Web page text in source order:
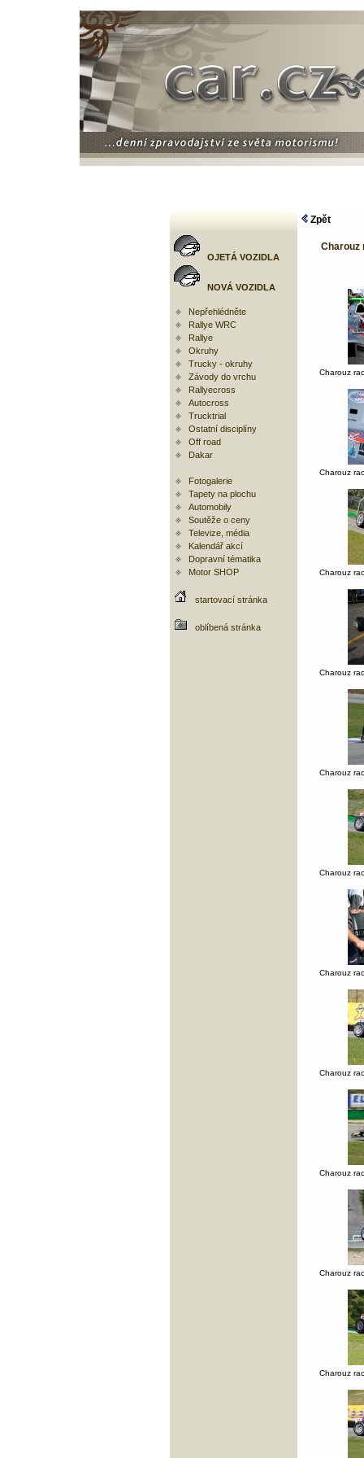
OJETÁ VOZIDLA
NOVÁ VOZIDLA
Nepřehlédněte
Rallye WRC
Rallye
Okruhy
Trucky - okruhy
Závody do vrchu
Rallyecross
Autocross
Trucktrial
Ostatní disciplíny
Off road
Dakar
Fotogalerie
Tapety na plochu
Automobily
Soutěže o ceny
Televize, média
Kalendář akcí
Dopravní tématika
Motor SHOP
startovací stránka
oblíbená stránka
Zpět
Charouz
Charouz
Charouz
Charouz
Charouz
Charouz
Charouz
Charouz
Charouz
Charouz
Charouz
Charouz